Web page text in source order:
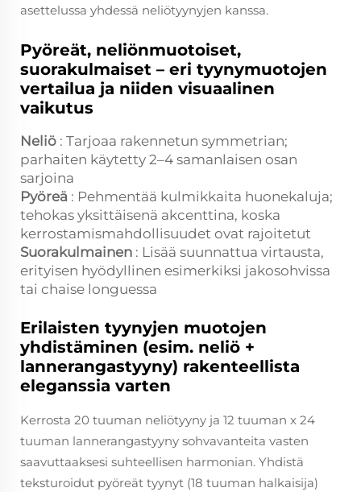
asettelussa yhdessä neliötyynyjen kanssa.
Pyöreät, neliönmuotoiset,
suorakulmaiset – eri tyynymuotojen
vertailua ja niiden visuaalinen
vaikutus
Neliö : Tarjoaa rakennetun symmetrian;
parhaiten käytetty 2–4 samanlaisen osan
sarjoina
Pyöreä : Pehmentää kulmikkaita huonekaluja;
tehokas yksittäisenä akcenttina, koska
kerrostamismahdollisuudet ovat rajoitetut
Suorakulmainen : Lisää suunnattua virtausta,
erityisen hyödyllinen esimerkiksi jakosohvissa
tai chaise longuessa
Erilaisten tyynyjen muotojen
yhdistäminen (esim. neliö +
lannerangastyyny) rakenteellista
eleganssia varten
Kerrosta 20 tuuman neliötyyny ja 12 tuuman x 24
tuuman lannerangastyyny sohvavanteita vasten
saavuttaaksesi suhteellisen harmonian. Yhdistä
teksturoidut pyöreät tyynyt (18 tuuman halkaisija)